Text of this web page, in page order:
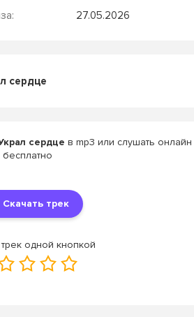
27.05.2026
сердце
сердце в mp3 или слушать онлайн
бесплатно
Скачать трек
одной кнопкой